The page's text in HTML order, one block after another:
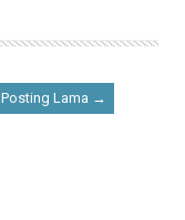
Posting Lama →